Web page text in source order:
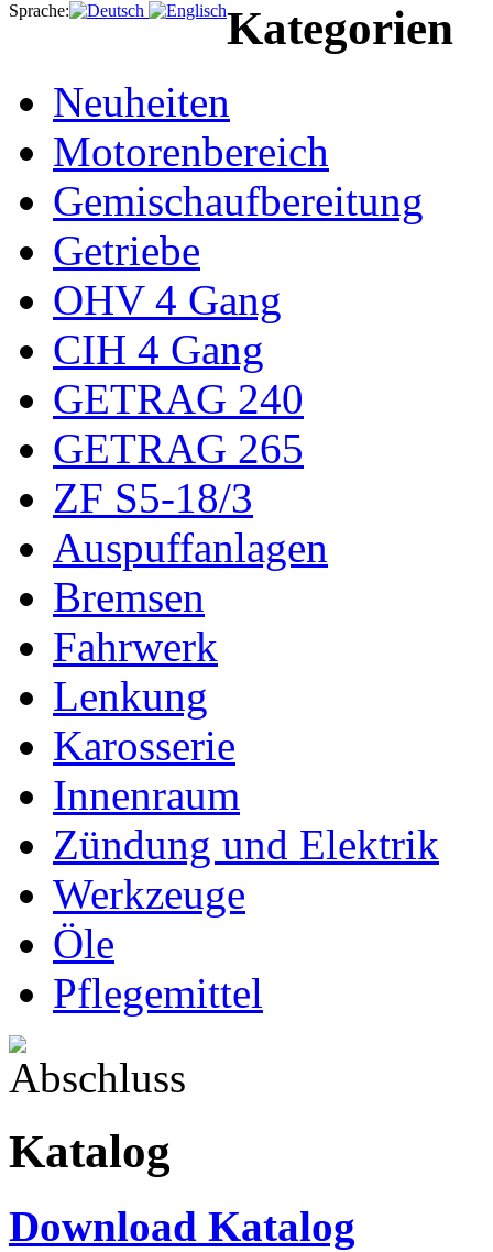
Sprache: Kategorien
Neuheiten
Motorenbereich
Gemischaufbereitung
Getriebe
OHV 4 Gang
CIH 4 Gang
GETRAG 240
GETRAG 265
ZF S5-18/3
Auspuffanlagen
Bremsen
Fahrwerk
Lenkung
Karosserie
Innenraum
Zündung und Elektrik
Werkzeuge
Öle
Pflegemittel
Katalog
Download Katalog